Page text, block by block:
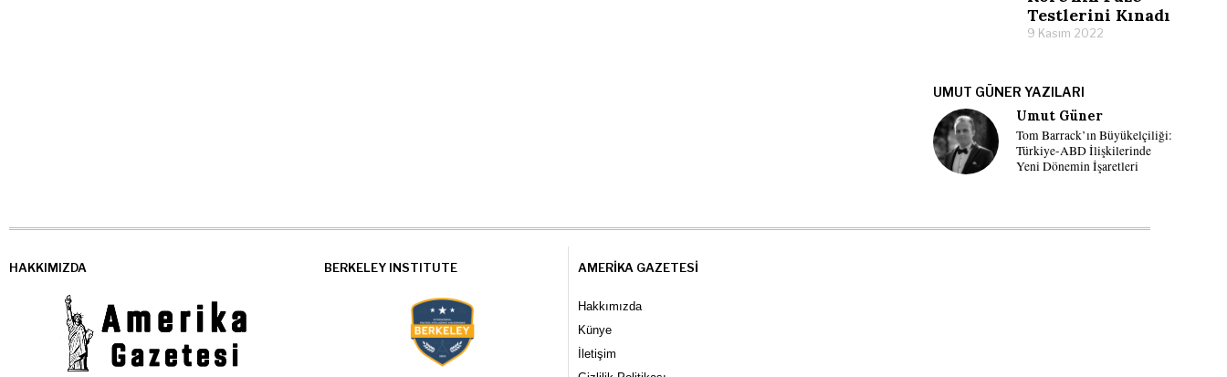
Testlerini Kınadı
9 Kasım 2022
UMUT GÜNER YAZILARI
Umut Güner
Tom Barrack’ın Büyükelçiliği:
Türkiye-ABD İlişkilerinde
Yeni Dönemin İşaretleri
HAKKIMIZDA BERKELEY INSTITUTE AMERIKA GAZETESI
Hakkımızda
Künye
İletişim